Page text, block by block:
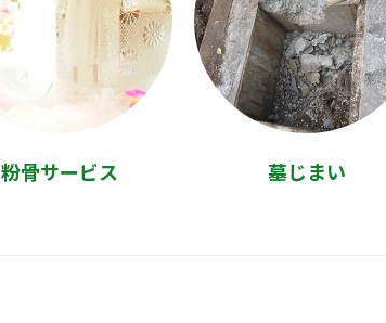
粉骨サービス 墓じまい